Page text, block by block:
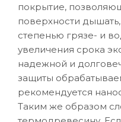
покрытие,
поверхности
степенью грязе- и
увеличения срока
надежной и
защиты
рекомендуется
Таким же образом